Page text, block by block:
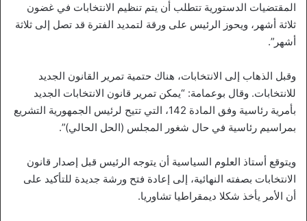
المقتضيات الدستورية تتطلب أن يتم تنظيم الانتخابات في غضون
ثلاثة أشهر، ويحوز الرئيس على ورقة لتمديد الفترة قد تصل إلى ثلاثة
أشهر”.
وقبل الذهاب إلى الانتخابات، هناك حتمية تمرير القانون الجديد
للانتخابات. وقال بوعمامة: “يمكن تمرير قانون الانتخابات الجديد
بأمرية رئاسية وفق المادة 142، التي تتيح لرئيس الجمهورية التشريع
بمراسيم رئاسية في حال شغور المجلس (الحل الحالي)”.
ويتوقع أستاذ العلوم السياسية أن يتوجه الرئيس قبل إصدار قانون
الانتخابات بصفته النهائية، إلى إعادة فتح ورشة جديدة للتأكيد على
أن الأمر يأخذ شكلا ديمقراطيا تشاوريا.